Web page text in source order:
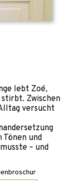
lebt Zoé,
Zwischen
versucht
Tönen und
– und